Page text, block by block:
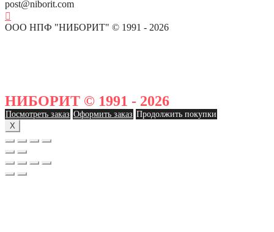
post@niborit.com
ООО НПФ "НИБОРИТ" © 1991 - 2026
НИБОРИТ © 1991 - 2026
Посмотреть заказ Оформить заказ Продолжить покупки
X